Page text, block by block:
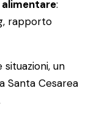
:
rapporto
un
Santa Cesarea